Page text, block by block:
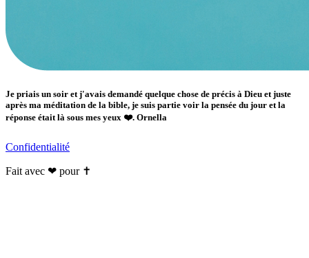
Je priais un soir et j'avais demandé quelque chose de précis à Dieu et juste
après ma méditation de la bible, je suis partie voir la pensée du jour et la
réponse était là sous mes yeux ❤️. Ornella
Confidentialité
Fait avec ❤ pour ✝️️